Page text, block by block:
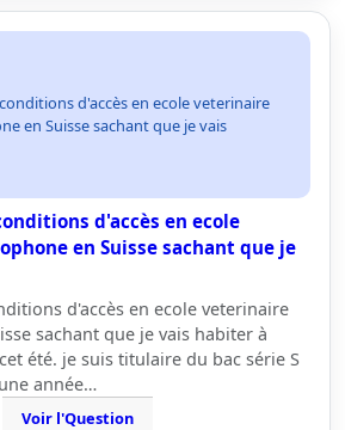
d'accès en ecole veterinaire
en Suisse sachant que je vais
d'accès en ecole
en Suisse sachant que je
d'accès en ecole veterinaire
sachant que je vais habiter à
été. je suis titulaire du bac série S
année…
Voir l'Question